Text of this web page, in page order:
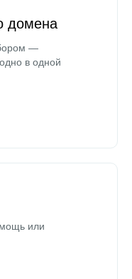
домена
—
в одной
или